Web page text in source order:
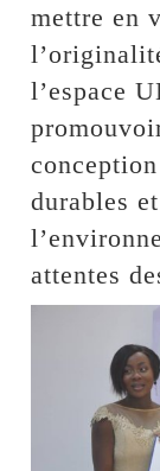
mettre en
l’espace
durables
attentes